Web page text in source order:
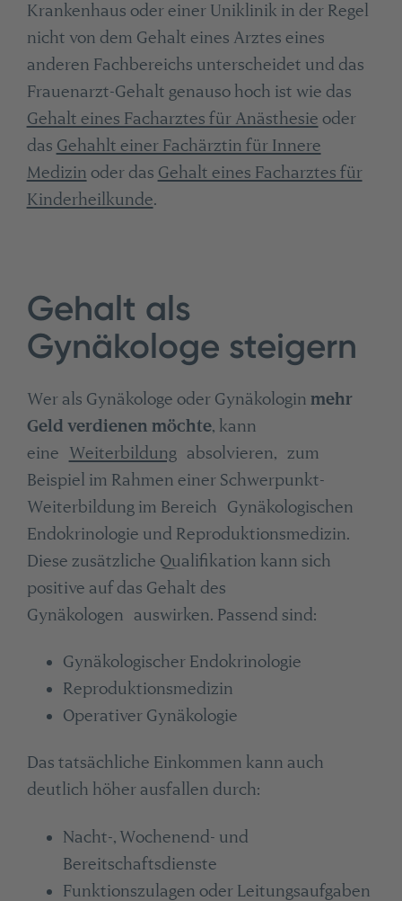
Krankenhaus oder einer Uniklinik in der Regel
nicht von dem Gehalt eines Arztes eines
anderen Fachbereichs unterscheidet und das
Frauenarzt-Gehalt genauso hoch ist wie das
Gehalt eines Facharztes für Anästhesie oder
das Gehahlt einer Fachärztin für Innere
Medizin oder das Gehalt eines Facharztes für
Kinderheilkunde.
Gehalt als
Gynäkologe steigern
Wer als Gynäkologe oder Gynäkologin mehr
Geld verdienen möchte, kann
eine Weiterbildung absolvieren, zum
Beispiel im Rahmen einer Schwerpunkt-
Weiterbildung im Bereich Gynäkologischen
Endokrinologie und Reproduktionsmedizin.
Diese zusätzliche Qualifikation kann sich
positive auf das Gehalt des
Gynäkologen auswirken. Passend sind:
Gynäkologischer Endokrinologie
Reproduktionsmedizin
Operativer Gynäkologie
Das tatsächliche Einkommen kann auch
deutlich höher ausfallen durch:
Nacht-, Wochenend- und
Bereitschaftsdienste
Funktionszulagen oder Leitungsaufgaben